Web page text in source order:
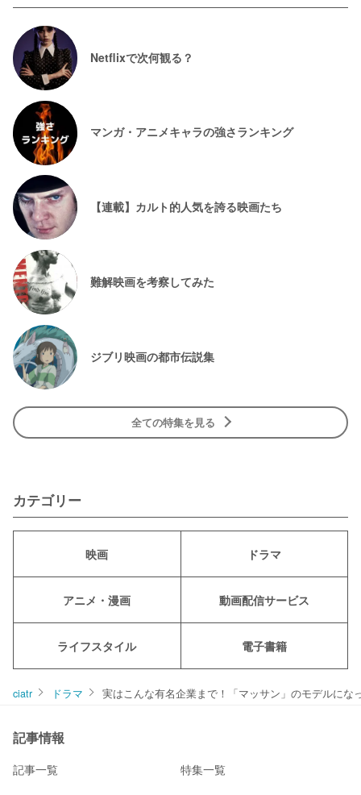
Netflixで次何観る？
マンガ・アニメキャラの強さランキング
【連載】カルト的人気を誇る映画たち
難解映画を考察してみた
ジブリ映画の都市伝説集
全ての特集を見る
カテゴリー
映画 ドラマ
アニメ・漫画 動画配信サービス
ライフスタイル 電子書籍
ciatr ドラマ 実はこんな有名企業まで！「マッサン」のモデルにな
記事情報
記事一覧 特集一覧